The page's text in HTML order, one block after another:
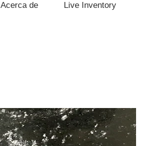
Acerca de Live Inventory